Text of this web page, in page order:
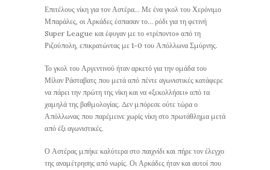
Επιτέλους νίκη για τον Αστέρα… Με ένα γκολ του Χερόνιμο
Μπαράλες, οι Αρκάδες έσπασαν το… ρόδι για τη φετινή
Super League και έφυγαν με το «τρίποντο» από τη
Ριζούπολη, επικρατώντας με 1-0 του Απόλλωνα Σμύρνης.
Το γκολ του Αργεντινού ήταν αρκετό για την ομάδα του
Μίλαν Ράσταβατς που μετά από πέντε αγωνιστικές κατάφερε
να πάρει την πρώτη της νίκη και να «ξεκολλήσει» από τα
χαμηλά της βαθμολογίας. Δεν μπόρεσε ούτε τώρα ο
Απόλλωνας που παρέμεινε χωρίς νίκη στο πρωτάθλημα μετά
από έξι αγωνιστικές.
Ο Αστέρας μπήκε καλύτερα στο παιχνίδι και πήρε τον έλεγχο
της αναμέτρησης από νωρίς. Οι Αρκάδες ήταν και αυτοί που